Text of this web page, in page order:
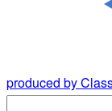
produced by